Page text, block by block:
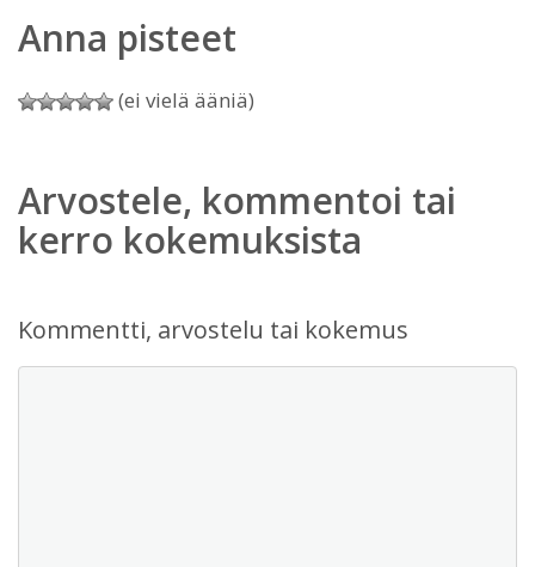
Anna pisteet
(ei vielä ääniä)
Arvostele, kommentoi tai
kerro kokemuksista
Kommentti, arvostelu tai kokemus